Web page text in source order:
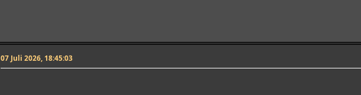
07 Juli 2026, 18:45:03